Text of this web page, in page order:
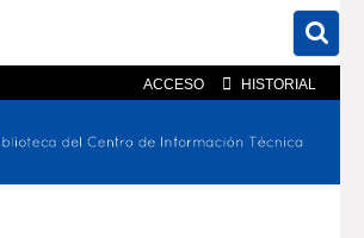
ACCESO HISTORIAL
En el catálogo En el sitio